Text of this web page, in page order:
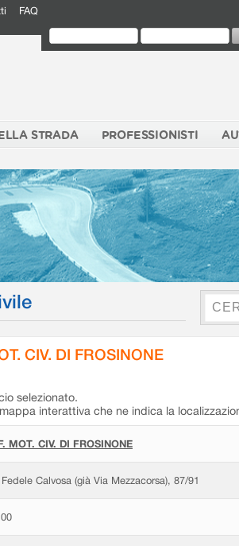
FAQ
STRADA PROFESSIONISTI
CIV. DI FROSINONE
selezionato.
interattiva che ne indica la
MOT. CIV. DI FROSINONE
Calvosa (già Via Mezzacorsa), 87/91